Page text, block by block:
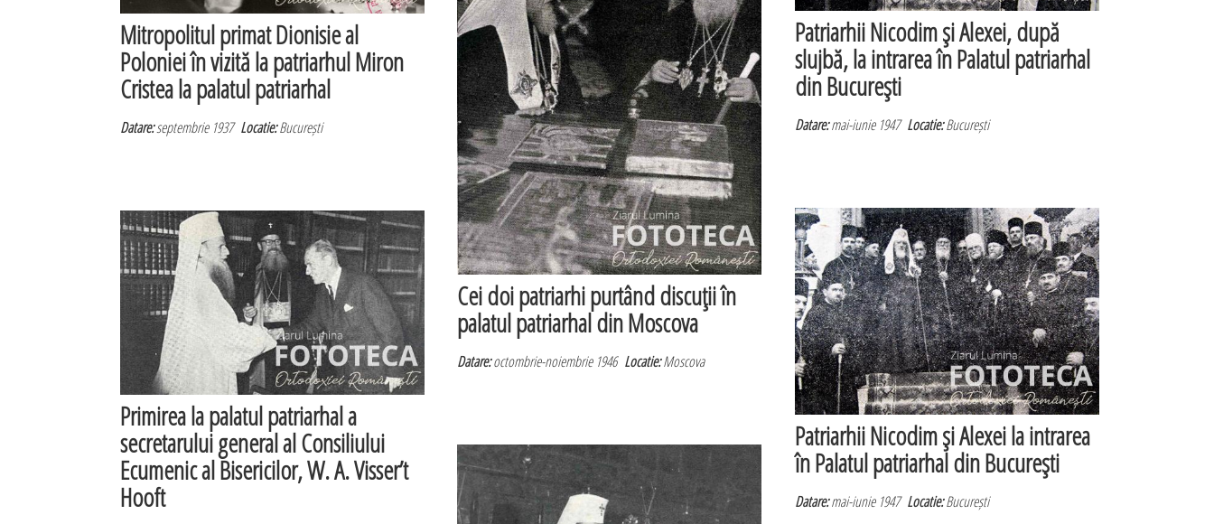
Mitropolitul primat Dionisie al
Poloniei în vizită la patriarhul Miron
Cristea la palatul patriarhal
Datare:septembrie 1937Locatie:București
Cei doi patriarhi purtând discuţii în
palatul patriarhal din Moscova
Datare:octombrie-noiembrie 1946Locatie:Moscova
Patriarhii Nicodim şi Alexei, după
slujbă, la intrarea în Palatul patriarhal
din Bucureşti
Datare:mai-iunie 1947Locatie:București
Patriarhii Nicodim şi Alexei la intrarea
în Palatul patriarhal din Bucureşti
Datare:mai-iunie 1947Locatie:București
Primirea la palatul patriarhal a
secretarului general al Consiliului
Ecumenic al Bisericilor, W. A. Visser’t
Hooft